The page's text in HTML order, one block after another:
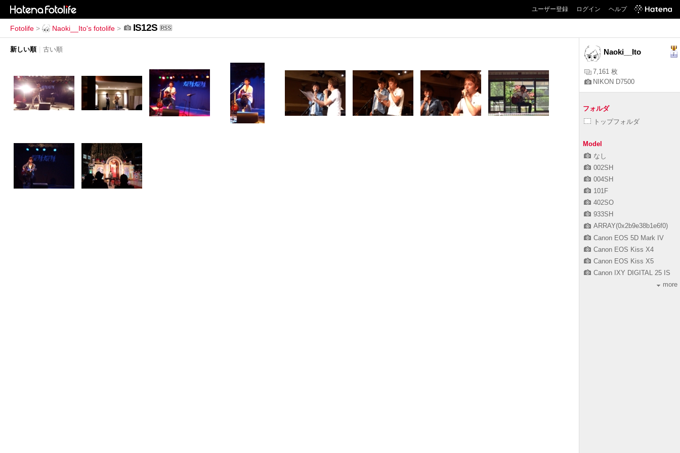
ユーザー登録 ログイン ヘルプ
Fotolife > Naoki__Ito's fotolife > IS12S
新しい順 | 古い順 Naoki__Ito
7,161 枚
NIKON D7500
フォルダ
トップフォルダ
Model
なし
002SH
004SH
101F
402SO
933SH
ARRAY(0x2b9e38b1e6f0)
Canon EOS 5D Mark IV
Canon EOS Kiss X4
Canon EOS Kiss X5
Canon IXY DIGITAL 25 IS
more